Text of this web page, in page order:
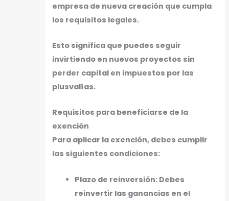
empresa de nueva creación que cumpla
los requisitos legales.
Esto significa que puedes seguir
invirtiendo en nuevos proyectos sin
perder capital en impuestos por las
plusvalías.
Requisitos para beneficiarse de la
exención
Para aplicar la exención, debes cumplir
las siguientes condiciones:
Plazo de reinversión: Debes
reinvertir las ganancias en el